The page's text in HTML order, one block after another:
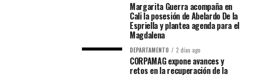
Margarita Guerra acompaña en
Cali la posesión de Abelardo De la
Espriella y plantea agenda para el
Magdalena
DEPARTAMENTO 2 días ago
CORPAMAG expone avances y
retos en la recuperación de la